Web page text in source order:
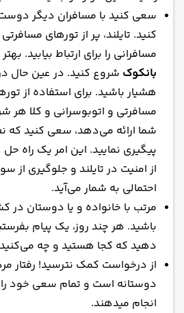
سعی کنید با مسافران دیگر دوست
کنید. تایلند، پر از تورهای
مسافرانی را برای ارتباط بیابید.
بانکوک شروع کنید. در عین حال
هشیار باشید. برای استفاده از
مسافرتی و اتوبوسرانی و کلا هر
شما ارائه می‌دهد، سعی کنید که
پیگیری نمایید. این امر یک راه حل
از امنیت در تایلند و جلوگیری از
احتمالی به شمار می‌آید.
مرتب با خانواده و یا دوستان در
باشید. هر چند روز، یک پیام
دهید که کجا هستید و چه
از درخواست کمک نترسید! رفتار
دوستانه است و تمام سعی خود
انجام میدهند.